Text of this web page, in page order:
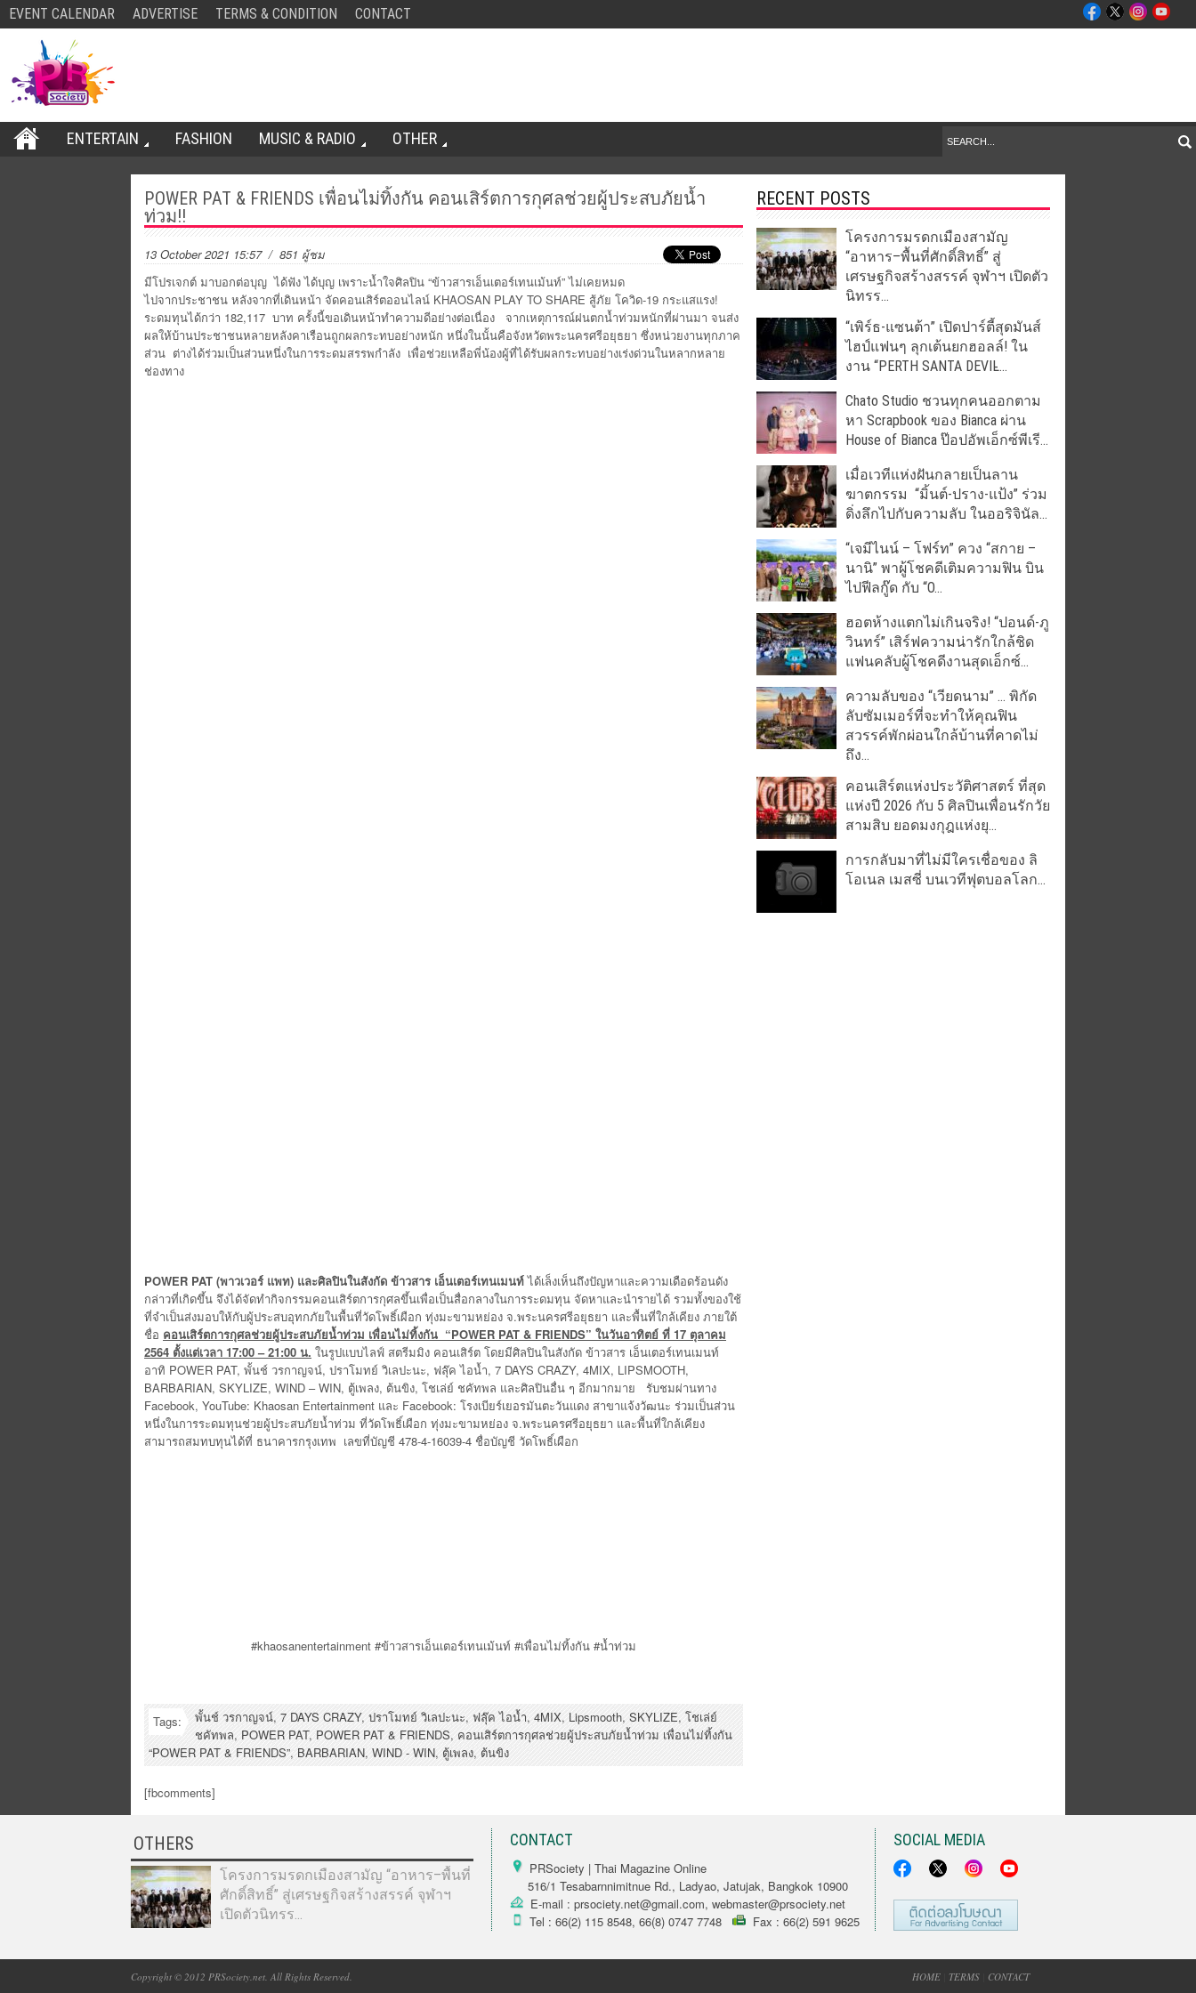
EVENT CALENDAR ADVERTISE TERMS & CONDITION CONTACT
ENTERTAIN FASHION MUSIC & RADIO OTHER
POWER PAT & FRIENDS เพื่อนไม่ทิ้งกัน คอนเสิร์ตการกุศลช่วยผู้ประสบภัยน้ำ
ท่วม!!
13 October 2021 15:57/ 851 ผู้ชม
มีโปรเจกต์ มาบอกต่อบุญ ได้ฟัง ได้บุญ เพราะน้ำใจศิลปิน “ข้าวสารเอ็นเตอร์เทนเม้นท์” ไม่เคยหมด
ไปจากประชาชน หลังจากที่เดินหน้า จัดคอนเสิร์ตออนไลน์ KHAOSAN PLAY TO SHARE สู้ภัย โควิด-19 กระแสแรง!
ระดมทุนได้กว่า 182,117 บาท ครั้งนี้ขอเดินหน้าทำความดีอย่างต่อเนื่อง จากเหตุการณ์ฝนตกน้ำท่วมหนักที่ผ่านมา จนส่ง
ผลให้บ้านประชาชนหลายหลังคาเรือนถูกผลกระทบอย่างหนัก หนึ่งในนั้นคือจังหวัดพระนครศรีอยุธยา ซึ่งหน่วยงานทุกภาค
ส่วน ต่างได้ร่วมเป็นส่วนหนึ่งในการระดมสรรพกำลัง เพื่อช่วยเหลือพี่น้องผู้ที่ได้รับผลกระทบอย่างเร่งด่วนในหลากหลาย
ช่องทาง
POWER PAT (พาวเวอร์ แพท) และศิลปินในสังกัด ข้าวสาร เอ็นเตอร์เทนเมนท์ได้เล็งเห็นถึงปัญหาและความเดือดร้อนดัง
กล่าวที่เกิดขึ้น จึงได้จัดทำกิจกรรมคอนเสิร์ตการกุศลขึ้นเพื่อเป็นสื่อกลางในการระดมทุน จัดหาและนำรายได้ รวมทั้งของใช้
ที่จำเป็นส่งมอบให้กับผู้ประสบอุทกภัยในพื้นที่วัดโพธิ์เผือก ทุ่งมะขามหย่อง จ.พระนครศรีอยุธยา และพื้นที่ใกล้เคียง ภายใต้
ชื่อ คอนเสิร์ตการกุศลช่วยผู้ประสบภัยน้ำท่วม เพื่อนไม่ทิ้งกัน “POWER PAT & FRIENDS” ในวันอาทิตย์ ที่ 17 ตุลาคม
2564 ตั้งแต่เวลา 17:00 – 21:00 น. ในรูปแบบไลฟ์ สตรีมมิง คอนเสิร์ต โดยมีศิลปินในสังกัด ข้าวสาร เอ็นเตอร์เทนเมนท์
อาทิ POWER PAT, พั้นช์ วรกาญจน์, ปราโมทย์ วิเลปะนะ, ฟลุ๊ค ไอน้ำ, 7 DAYS CRAZY, 4MIX, LIPSMOOTH,
BARBARIAN, SKYLIZE, WIND – WIN, ตู้เพลง, ต้นขิง, โชเล่ย์ ชคัทพล และศิลปินอื่น ๆ อีกมากมาย รับชมผ่านทาง
Facebook, YouTube: Khaosan Entertainment และ Facebook: โรงเบียร์เยอรมันตะวันแดง สาขาแจ้งวัฒนะ ร่วมเป็นส่วน
หนึ่งในการระดมทุนช่วยผู้ประสบภัยน้ำท่วม ที่วัดโพธิ์เผือก ทุ่งมะขามหย่อง จ.พระนครศรีอยุธยา และพื้นที่ใกล้เคียง
สามารถสมทบทุนได้ที่ ธนาคารกรุงเทพ เลขที่บัญชี 478-4-16039-4 ชื่อบัญชี วัดโพธิ์เผือก
#khaosanentertainment #ข้าวสารเอ็นเตอร์เทนเม้นท์ #เพื่อนไม่ทิ้งกัน #น้ำท่วม
Tags: พั้นช์ วรกาญจน์, 7 DAYS CRAZY, ปราโมทย์ วิเลปะนะ, ฟลุ๊ค ไอน้ำ, 4MIX, Lipsmooth, SKYLIZE, โชเล่ย์
ชคัทพล, POWER PAT, POWER PAT & FRIENDS, คอนเสิร์ตการกุศลช่วยผู้ประสบภัยน้ำท่วม เพื่อนไม่ทิ้งกัน
“POWER PAT & FRIENDS”, BARBARIAN, WIND - WIN, ตู้เพลง, ต้นขิง
[fbcomments]
RECENT POSTS
โครงการมรดกเมืองสามัญ
“อาหาร–พื้นที่ศักดิ์สิทธิ์” สู่
เศรษฐกิจสร้างสรรค์ จุฬาฯ เปิดตัว
นิทรร...
“เพิร์ธ-แซนต้า” เปิดปาร์ตี้สุดมันส์
ไฮป์แฟนๆ ลุกเต้นยกฮอลล์! ใน
งาน “PERTH SANTA DEVIL̵...
Chato Studio ชวนทุกคนออกตาม
หา Scrapbook ของ Bianca ผ่าน
House of Bianca ป๊อปอัพเอ็กซ์พีเรี...
เมื่อเวทีแห่งฝันกลายเป็นลาน
ฆาตกรรม “มิ้นต์-ปราง-แป้ง” ร่วม
ดิ่งลึกไปกับความลับ ในออริจินัล...
“เจมีไนน์ – โฟร์ท” ควง “สกาย –
นานิ” พาผู้โชคดีเติมความฟิน บิน
ไปฟีลกู๊ด กับ “O...
ฮอตห้างแตกไม่เกินจริง! “ปอนด์-ภู
วินทร์” เสิร์ฟความน่ารักใกล้ชิด
แฟนคลับผู้โชคดีงานสุดเอ็กซ์...
ความลับของ “เวียดนาม” … พิกัด
ลับซัมเมอร์ที่จะทำให้คุณฟิน
สวรรค์พักผ่อนใกล้บ้านที่คาดไม่
ถึง...
คอนเสิร์ตแห่งประวัติศาสตร์ ที่สุด
แห่งปี 2026 กับ 5 ศิลปินเพื่อนรักวัย
สามสิบ ยอดมงกุฎแห่งยุ...
การกลับมาที่ไม่มีใครเชื่อของ ลิ
โอเนล เมสซี่ บนเวทีฟุตบอลโลก...
OTHERS
โครงการมรดกเมืองสามัญ “อาหาร–พื้นที่
ศักดิ์สิทธิ์” สู่เศรษฐกิจสร้างสรรค์ จุฬาฯ
เปิดตัวนิทรร...
CONTACT
PRSociety | Thai Magazine Online
516/1 Tesabarnnimitnue Rd., Ladyao, Jatujak, Bangkok 10900
E-mail : prsociety.net@gmail.com, webmaster@prsociety.net
Tel : 66(2) 115 8548, 66(8) 0747 7748
Fax : 66(2) 591 9625
SOCIAL MEDIA
Copyright © 2012 PRSociety.net. All Rights Reserved. HOME TERMS CONTACT